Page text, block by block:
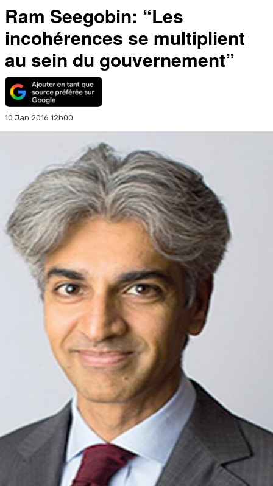
Ram Seegobin: “Les
incohérences se multiplient
au sein du gouvernement”
10 Jan 2016 12h00